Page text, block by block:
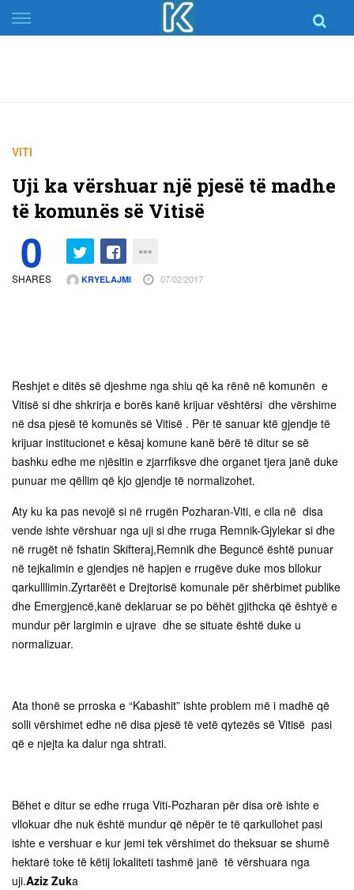
Skip
to
VITI
Uji ka vërshuar një pjesë të madhe
të komunës së Vitisë
0
SHARES KRYELAJMI 07/02/2017
Reshjet e ditës së djeshme nga shiu që ka rënë në komunën e
Vitisë si dhe shkrirja e borës kanë krijuar vështërsi dhe vërshime
në dsa pjesë të komunës së Vitisë . Për të sanuar ktë gjendje të
krijuar institucionet e kësaj komune kanë bërë të ditur se së
bashku edhe me njësitin e zjarrfiksve dhe organet tjera janë duke
punuar me qëllim që kjo gjendje të normalizohet.
Aty ku ka pas nevojë si në rrugën Pozharan-Viti, e cila në disa
vende ishte vërshuar nga uji si dhe rruga Remnik-Gjylekar si dhe
në rrugët në fshatin Skifteraj,Remnik dhe Beguncë është punuar
në tejkalimin e gjendjes në hapjen e rrugëve duke mos bllokur
qarkulllimin.Zyrtarëët e Drejtorisë komunale për shërbimet publike
dhe Emergjencë,kanë deklaruar se po bëhët gjithcka që ështyë e
mundur për largimin e ujrave dhe se situate është duke u
normalizuar.
Ata thonë se prroska e “Kabashit” ishte problem më i madhë që
solli vërshimet edhe në disa pjesë të vetë qytezës së Vitisë pasi
që e njejta ka dalur nga shtrati.
Bëhet e ditur se edhe rruga Viti-Pozharan për disa orë ishte e
vllokuar dhe nuk është mundur që nëpër te të qarkullohet pasi
ishte e vershuar e kur jemi tek vërshimet do theksuar se shumë
hektarë toke të këtij lokaliteti tashmë janë të vërshuara nga
uji.Aziz Zuka